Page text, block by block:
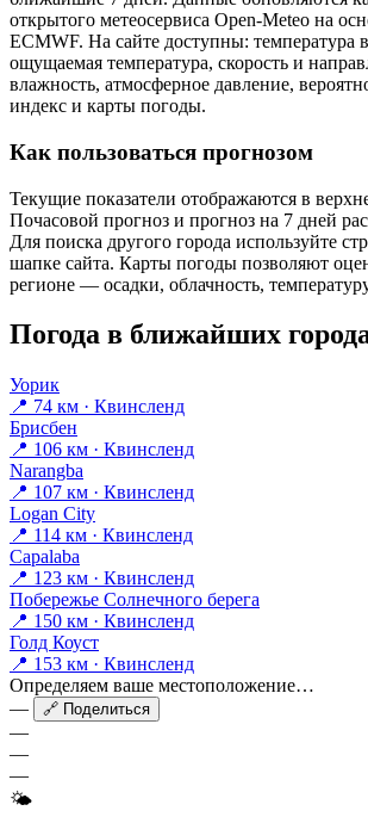
открытого метеосервиса Open-Meteo на
ECMWF. На сайте доступны: температура
ощущаемая температура, скорость и
влажность, атмосферное давление,
индекс и карты погоды.
Как пользоваться прогнозом
Текущие показатели отображаются в
Почасовой прогноз и прогноз на 7 дней
Для поиска другого города используйте
шапке сайта. Карты погоды позволяют
регионе — осадки, облачность,
Погода в ближайших
Уорик
📍 74 км · Квинсленд
Брисбен
📍 106 км · Квинсленд
Narangba
📍 107 км · Квинсленд
Logan City
📍 114 км · Квинсленд
Capalaba
📍 123 км · Квинсленд
Побережье Солнечного берега
📍 150 км · Квинсленд
Голд Коуст
📍 153 км · Квинсленд
Определяем ваше местоположение…
—
🔗 Поделиться
—
—
—
🌤